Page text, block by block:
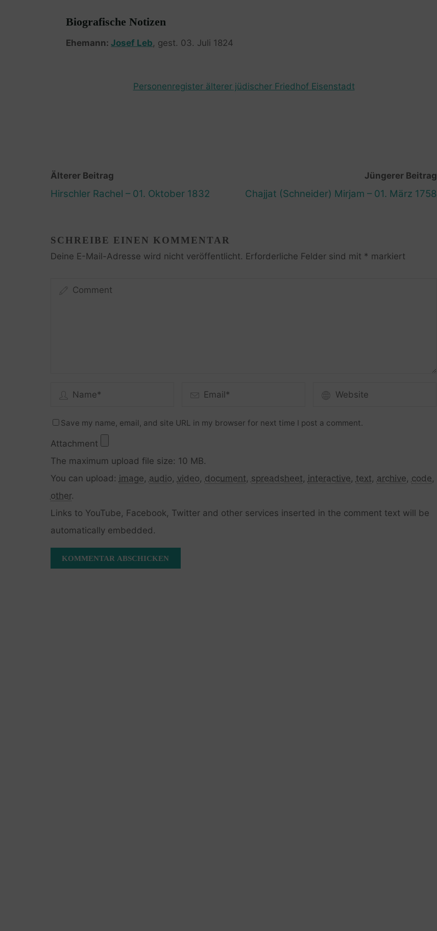
Biografische Notizen
Ehemann: Josef Leb, gest. 03. Juli 1824
Personenregister älterer jüdischer Friedhof Eisenstadt
Älterer Beitrag
Hirschler Rachel – 01. Oktober 1832
Jüngerer Beitrag
Chajjat (Schneider) Mirjam – 01. März 1758
SCHREIBE EINEN KOMMENTAR
Deine E-Mail-Adresse wird nicht veröffentlicht. Erforderliche Felder sind mit * markiert
Save my name, email, and site URL in my browser for next time I post a comment.
Attachment
The maximum upload file size: 10 MB.
You can upload: image, audio, video, document, spreadsheet, interactive, text, archive, code,
other.
Links to YouTube, Facebook, Twitter and other services inserted in the comment text will be
automatically embedded.